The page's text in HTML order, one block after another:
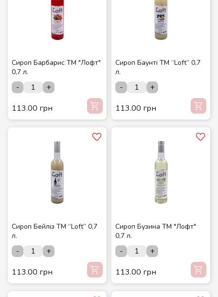
Сироп Барбарис ТМ "Лофт"
0,7 л.
-
+
113.00 грн
Сироп Баунті ТМ “Loft” 0,7
л.
-
+
113.00 грн
Сироп Бейліз ТМ “Loft” 0,7
л.
-
+
113.00 грн
Сироп Бузина ТМ "Лофт"
0,7 л.
-
+
113.00 грн